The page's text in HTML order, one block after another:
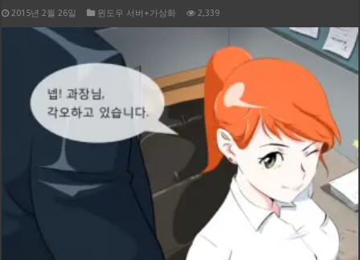
2015년 2월 26일 윈도우 서버+가상화 2,339